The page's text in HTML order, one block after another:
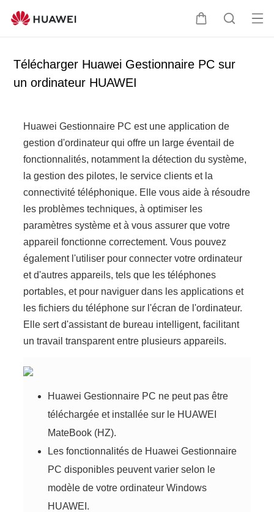
C
l
e
R
h
h
e
r
Ou
Télécharger Huawei Gestionnaire PC sur
un ordinateur HUAWEI
Huawei Gestionnaire PC est une application de
gestion d'ordinateur qui offre un large éventail de
fonctionnalités, notamment la détection du système,
la gestion des pilotes, le service clients et la
connectivité téléphonique. Elle vous aide à résoudre
les problèmes techniques, à optimiser les
paramètres système et à vous assurer que votre
appareil fonctionne correctement. Vous pouvez
également l'utiliser pour connecter votre ordinateur
et d'autres appareils, tels que les téléphones
portables, et pour naviguer dans les applications et
les fichiers du téléphone sur l'écran de l'ordinateur.
Elle sert d'assistant de bureau intelligent, facilitant
un travail transparent entre plusieurs appareils.
Huawei Gestionnaire PC ne peut pas être
téléchargée et installée sur le HUAWEI
MateBook (HZ).
Les fonctionnalités de Huawei Gestionnaire
PC disponibles peuvent varier selon le
modèle de votre ordinateur Windows
HUAWEI.